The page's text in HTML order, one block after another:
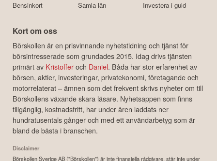
Bensinkort
Samla lån
Investera i guld
Kort om oss
Börskollen är en prisvinnande nyhetstidning och tjänst för
börsintresserade som grundades 2015. Idag drivs tjänsten
primärt av Kristofferoch Daniel. Båda har stor erfarenhet av
börsen, aktier, investeringar, privatekonomi, företagande och
motorrelaterat – ämnen som det frekvent skrivs nyheter om till
Börskollens växande skara läsare. Nyhetsappen som finns
tillgänglig, kostnadsfritt, har under åren laddats ner
hundratusentals gånger och med ett användarbetyg som är
bland de bästa i branschen.
Disclaimer
Börskollen Sverige AB ("Börskollen") är inte finansiella rådgivare, står inte under